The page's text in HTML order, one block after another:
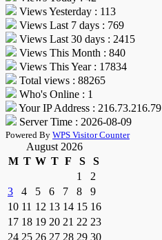
Views Yesterday : 113
Views Last 7 days : 769
Views Last 30 days : 2415
Views This Month : 840
Views This Year : 17834
Total views : 88265
Who's Online : 1
Your IP Address : 216.73.216.79
Server Time : 2026-08-09
Powered By WPS Visitor Counter
August 2026
M T W T F S
S
1
2
3
4 5 6 7 8
9
10 11 12 13 14 15 16
17 18 19 20 21 22 23
24 25 26 27 28 29 30